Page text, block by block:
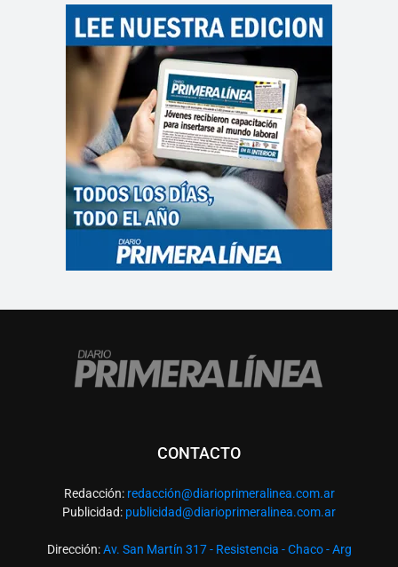
CONTACTO
Redacción: redacción@diarioprimeralinea.com.ar
Publicidad: publicidad@diarioprimeralinea.com.ar
Dirección:Av. San Martín 317 - Resistencia - Chaco - Arg